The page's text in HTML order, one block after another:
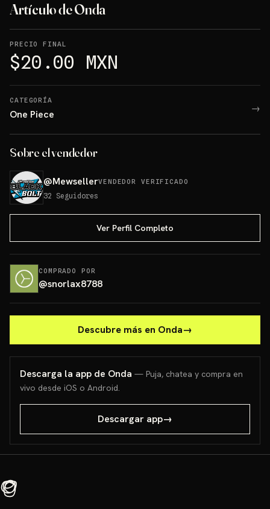
Artículo de Onda
PRECIO FINAL
$20.00 MXN
CATEGORÍA
One Piece →
Sobre el vendedor
@MewsellerVENDEDOR VERIFICADO
32 Seguidores
Ver Perfil Completo
COMPRADO POR
@snorlax8788
Descubre más en Onda→
Descarga la app de Onda — Puja, chatea y compra en
vivo desde iOS o Android.
Descargar app→